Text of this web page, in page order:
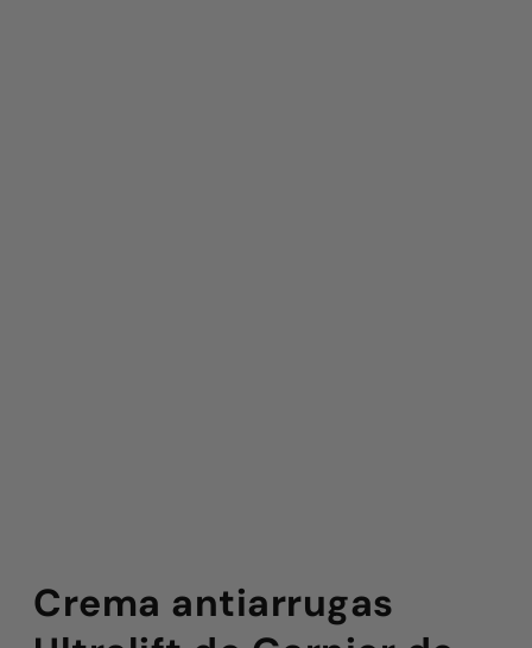
Crema antiarrugas